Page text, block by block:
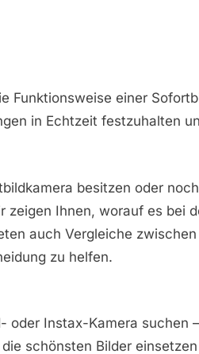
Funktionsweise einer
in Echtzeit festzuhalten
besitzen oder
zeigen Ihnen, worauf es bei
auch Vergleiche
zu helfen.
oder Instax-Kamera suchen
schönsten Bilder